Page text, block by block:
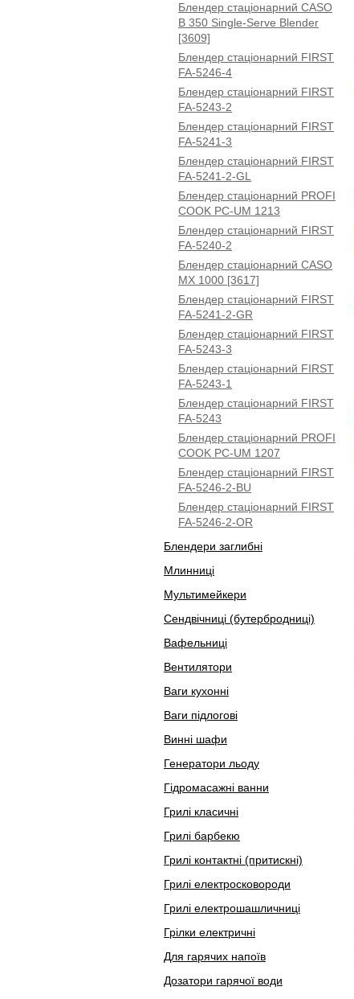
Блендер стаціонарний CASO
B 350 Single-Serve Blender
[3609]
Блендер стаціонарний FIRST
FA-5246-4
Блендер стаціонарний FIRST
FA-5243-2
Блендер стаціонарний FIRST
FA-5241-3
Блендер стаціонарний FIRST
FA-5241-2-GL
Блендер стаціонарний PROFI
COOK PC-UM 1213
Блендер стаціонарний FIRST
FA-5240-2
Блендер стаціонарний CASO
MX 1000 [3617]
Блендер стаціонарний FIRST
FA-5241-2-GR
Блендер стаціонарний FIRST
FA-5243-3
Блендер стаціонарний FIRST
FA-5243-1
Блендер стаціонарний FIRST
FA-5243
Блендер стаціонарний PROFI
COOK PC-UM 1207
Блендер стаціонарний FIRST
FA-5246-2-BU
Блендер стаціонарний FIRST
FA-5246-2-OR
Блендери заглибні
Млинниці
Мультимейкери
Сендвічниці (бутербродниці)
Вафельниці
Вентилятори
Ваги кухонні
Ваги підлогові
Винні шафи
Генератори льоду
Гідромасажні ванни
Грилі класичні
Грилі барбекю
Грилі контактні (притискні)
Грилі електросковороди
Грилі електрошашличниці
Грілки електричні
Для гарячих напоїв
Дозатори гарячої води